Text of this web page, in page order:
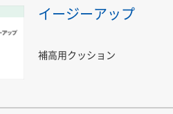
イージーアップ
補高用クッション